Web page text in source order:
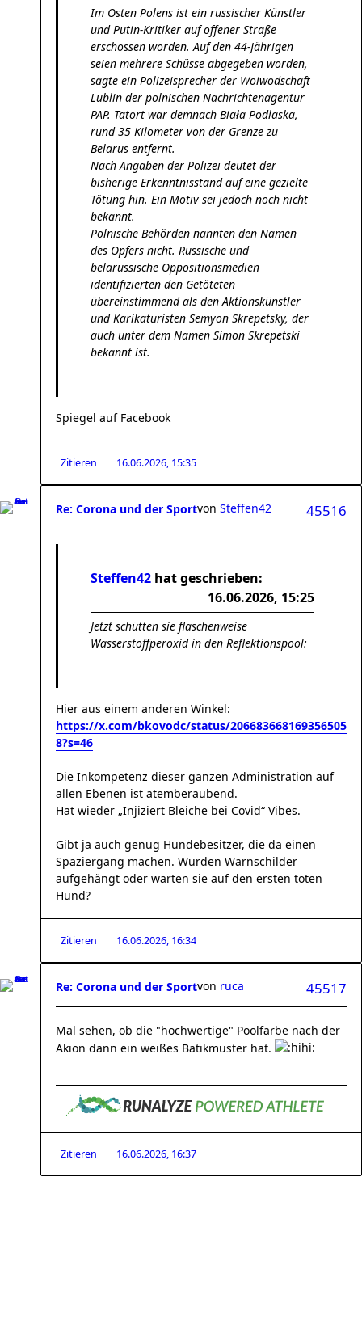
Im Osten Polens ist ein russischer Künstler
und Putin-Kritiker auf offener Straße
erschossen worden. Auf den 44-Jährigen
seien mehrere Schüsse abgegeben worden,
sagte ein Polizeisprecher der Woiwodschaft
Lublin der polnischen Nachrichtenagentur
PAP. Tatort war demnach Biała Podlaska,
rund 35 Kilometer von der Grenze zu
Belarus entfernt.
Nach Angaben der Polizei deutet der
bisherige Erkenntnisstand auf eine gezielte
Tötung hin. Ein Motiv sei jedoch noch nicht
bekannt.
Polnische Behörden nannten den Namen
des Opfers nicht. Russische und
belarussische Oppositionsmedien
identifizierten den Getöteten
übereinstimmend als den Aktionskünstler
und Karikaturisten Semyon Skrepetsky, der
auch unter dem Namen Simon Skrepetski
bekannt ist.
Spiegel auf Facebook
Zitieren 16.06.2026, 15:35
Re: Corona und der Sport 45516
von Steffen42
Steffen42 hat geschrieben:
16.06.2026, 15:25
Jetzt schütten sie flaschenweise
Wasserstoffperoxid in den Reflektionspool:
Hier aus einem anderen Winkel:
https://x.com/bkovodc/status/206683668169356505
8?s=46
Die Inkompetenz dieser ganzen Administration auf
allen Ebenen ist atemberaubend.
Hat wieder „Injiziert Bleiche bei Covid“ Vibes.
Gibt ja auch genug Hundebesitzer, die da einen
Spaziergang machen. Wurden Warnschilder
aufgehängt oder warten sie auf den ersten toten
Hund?
Zitieren 16.06.2026, 16:34
Re: Corona und der Sport 45517
von ruca
Mal sehen, ob die "hochwertige" Poolfarbe nach der
Akion dann ein weißes Batikmuster hat.
Zitieren 16.06.2026, 16:37